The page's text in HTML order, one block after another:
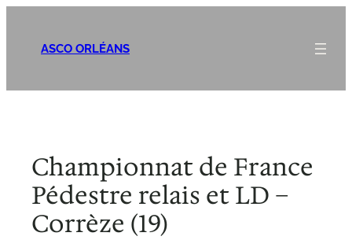
contenuASCO ORLÉANS
Championnat de France
Pédestre relais et LD –
Corrèze (19)